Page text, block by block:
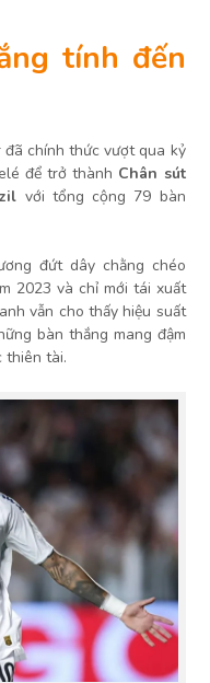
tính đến
đã chính thức vượt qua kỷ
để trở thành Chân sút
với tổng cộng 79 bàn
đứt dây chằng chéo
2023 và chỉ mới tái xuất
vẫn cho thấy hiệu suất
bàn thắng mang đậm
thiên tài.